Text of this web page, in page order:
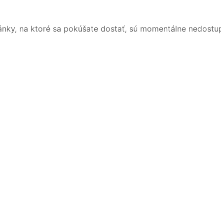
na ktoré sa pokúšate dostať, sú momentálne